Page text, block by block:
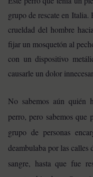
grupo de rescate en Italia.
crueldad del hombre
fijar un mosquetón al
con un dispositivo
causarle un dolor
No sabemos aún quién
perro, pero sabemos que
grupo de personas
deambulaba por las
sangre, hasta que fue